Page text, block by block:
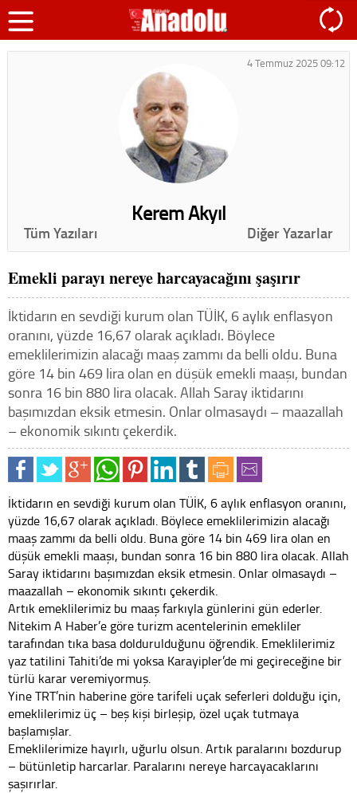
4 Temmuz 2025 09:12
Kerem Akyıl
Tüm Yazıları Diğer Yazarlar
Emekli parayı nereye harcayacağını şaşırır
İktidarın en sevdiği kurum olan TÜİK, 6 aylık enflasyon
oranını, yüzde 16,67 olarak açıkladı. Böylece
emeklilerimizin alacağı maaş zammı da belli oldu. Buna
göre 14 bin 469 lira olan en düşük emekli maaşı, bundan
sonra 16 bin 880 lira olacak. Allah Saray iktidarını
başımızdan eksik etmesin. Onlar olmasaydı – maazallah
– ekonomik sıkıntı çekerdik.
İktidarın en sevdiği kurum olan TÜİK, 6 aylık enflasyon oranını,
yüzde 16,67 olarak açıkladı. Böylece emeklilerimizin alacağı
maaş zammı da belli oldu. Buna göre 14 bin 469 lira olan en
düşük emekli maaşı, bundan sonra 16 bin 880 lira olacak. Allah
Saray iktidarını başımızdan eksik etmesin. Onlar olmasaydı –
maazallah – ekonomik sıkıntı çekerdik.
Artık emeklilerimiz bu maaş farkıyla günlerini gün ederler.
Nitekim A Haber’e göre turizm acentelerinin emekliler
tarafından tıka basa doldurulduğunu öğrendik. Emeklilerimiz
yaz tatilini Tahiti’de mi yoksa Karayipler’de mi geçireceğine bir
türlü karar veremiyormuş.
Yine TRT’nin haberine göre tarifeli uçak seferleri dolduğu için,
emeklilerimiz üç – beş kişi birleşip, özel uçak tutmaya
başlamışlar.
Emeklilerimize hayırlı, uğurlu olsun. Artık paralarını bozdurup
– bütünletip harcarlar. Paralarını nereye harcayacaklarını
şaşırırlar.